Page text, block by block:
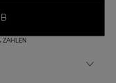
ZAHLEN